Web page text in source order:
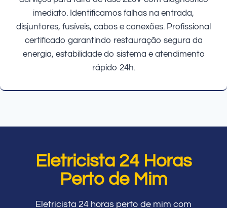
imediato. Identificamos falhas na entrada,
disjuntores, fusíveis, cabos e conexões. Profissional
certificado garantindo restauração segura da
energia, estabilidade do sistema e atendimento
rápido 24h.
Eletricista 24 Horas
Perto de Mim
Eletricista 24 horas perto de mim com